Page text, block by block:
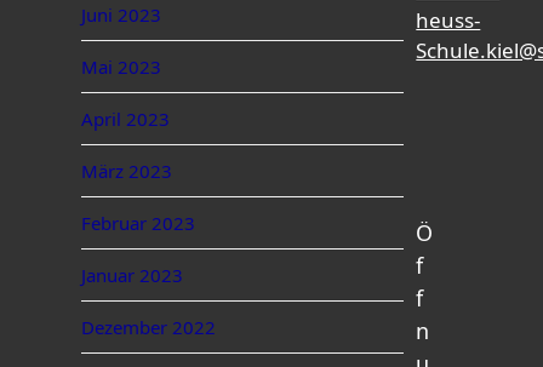
Juni 2023
Mai 2023
April 2023
März 2023
Februar 2023
Januar 2023
Dezember 2022
heuss-
Ö
f
f
n